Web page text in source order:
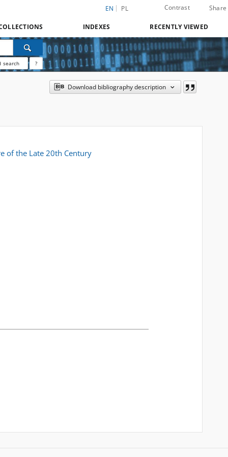
EN PL Contrast Share
INDEXES RECENTLY VIEWED
search ?
Download bibliography description
of the Late 20th Century